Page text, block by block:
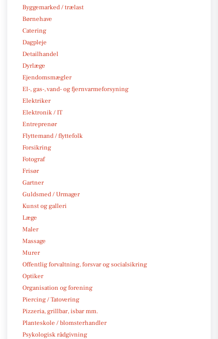
Byggemarked / trælast
Børnehave
Catering
Dagpleje
Detailhandel
Dyrlæge
Ejendomsmægler
El-, gas-, vand- og fjernvarmeforsyning
Elektriker
Elektronik / IT
Entreprenør
Flyttemand / flyttefolk
Forsikring
Fotograf
Frisør
Gartner
Guldsmed / Urmager
Kunst og galleri
Læge
Maler
Massage
Murer
Offentlig forvaltning, forsvar og socialsikring
Optiker
Organisation og forening
Piercing / Tatovering
Pizzeria, grillbar, isbar mm.
Planteskole / blomsterhandler
Psykologisk rådgivning